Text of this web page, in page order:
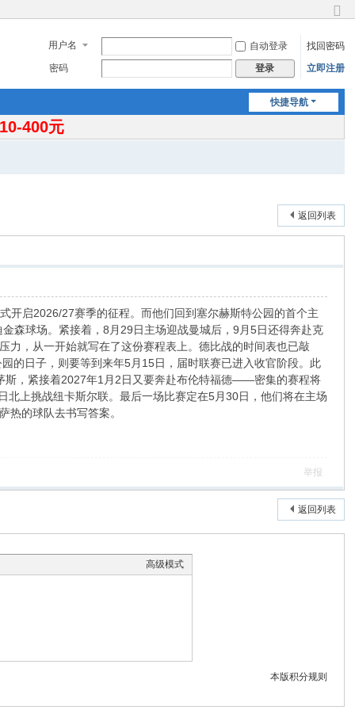
换
到
窄
用户名 自动登录
找回密码
密码
登录 立即注册
快捷导航
400元
返回列表
开启2026/27赛季的征程。而他们回到塞尔赫斯特公园的首个主
森球场。紧接着，8月29日主场迎战曼城后，9月5日还得奔赴克
力，从一开始就写在了这份赛程表上。德比战的时间表也已敲
的日子，则要等到来年5月15日，届时联赛已进入收官阶段。此
斯，紧接着2027年1月2日又要奔赴布伦特福德——密集的赛程将
上挑战纽卡斯尔联。最后一场比赛定在5月30日，他们将在主场
热的球队去书写答案。
举报
返回列表
高级模式
本版积分规则